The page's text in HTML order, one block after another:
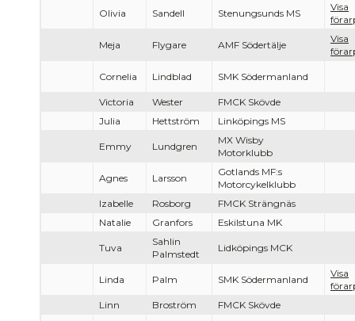
Olivia Sandell Stenungsunds MS
Visa
Meja Flygare AMF Södertälje
Visa
Cornelia Lindblad SMK Södermanland
Victoria Wester
FMCK Skövde
Julia
Hettström Linköpings MS
Emmy Lundgren
MX Wisby
Motorklubb
Agnes Larsson
Gotlands MF:s
Motorcykelklubb
Izabelle
Rosborg
FMCK Strängnäs
Natalie
Granfors Eskilstuna MK
Tuva
Sahlin
Palmstedt
Lidköpings MCK
Linda Palm SMK Södermanland
Visa
Linn
Broström
FMCK Skövde